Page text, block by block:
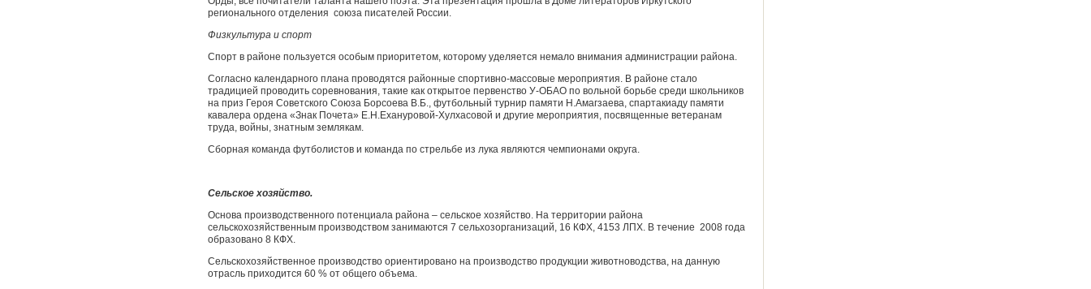
регионального отделения союза писателей России.
Физкультура и спорт
Спорт в районе пользуется особым приоритетом, которому уделяется немало внимания администрации района.
Согласно календарного плана проводятся районные спортивно-массовые мероприятия. В районе стало
традицией проводить соревнования, такие как открытое первенство У-ОБАО по вольной борьбе среди школьников
на приз Героя Советского Союза Борсоева В.Б., футбольный турнир памяти Н.Амагзаева, спартакиаду памяти
кавалера ордена «Знак Почета» Е.Н.Ехануровой-Хулхасовой и другие мероприятия, посвященные ветеранам
труда, войны, знатным землякам.
Сборная команда футболистов и команда по стрельбе из лука являются чемпионами округа.
Сельское хозяйство.
Основа производственного потенциала района – сельское хозяйство. На территории района
сельскохозяйственным производством занимаются 7 сельхозорганизаций, 16 КФХ, 4153 ЛПХ. В течение 2008 года
образовано 8 КФХ.
Сельскохозяйственное производство ориентировано на производство продукции животноводства, на данную
отрасль приходится 60 % от общего объема.